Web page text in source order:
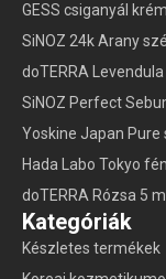
GESS csiganyál krém
SiNOZ 24k Arany
doTERRA Levendula
SiNOZ Perfect
Yoskine Japan
Hada Labo Tokyo
doTERRA Rózsa 5 ml
Kategóriák
Készletes termékek